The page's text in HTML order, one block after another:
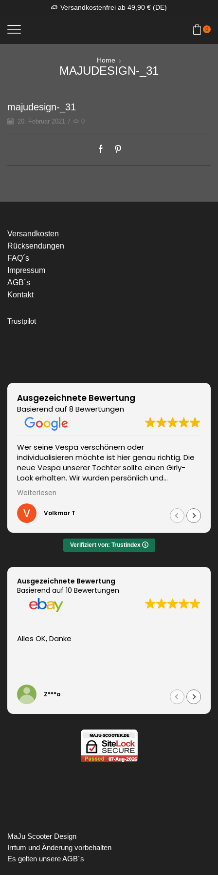
Versandkostenfrei ab 49,90 € (DE)
0
Home
MAJUDESIGN-_31
majudesign-_31
20. Februar 2021 / 0
Versandkosten
Rücksendungen
FAQ´s
Impressum
AGB´s
Kontakt
Trustpilot
Ausgezeichnete Bewertung
Basierend auf 8 Bewertungen
Wer seine Vespa verschönern oder
individualisieren möchte ist hier genau richtig. Die
neue Vespa unserer Tochter sollte einen Girly-
Look erhalten. Wir wurden persönlich und
kompetent beraten. Die Lieferung erfolgte
unverzüglich. Weitere Änderungen waren auch kein
Problem und wurden sofort umgesetzt.
Informationen zum fachgerechten Anbringen sind
Das Ergebnis war jeden Euro wert. Vielen Dank!
Weiterlesen
Volkmar T
Verifiziert von: Trustindex
Ausgezeichnete Bewertung
Basierend auf 10 Bewertungen
Alles OK, Danke
Z***o
MaJu Scooter Design
Irrtum und Änderung vorbehalten
Es gelten unsere AGB´s